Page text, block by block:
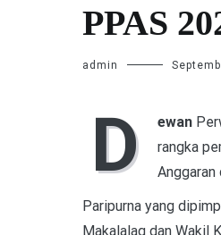
PPAS
admin
D ewan
rangka
Paripurna yang
Makalalag dan Wakil